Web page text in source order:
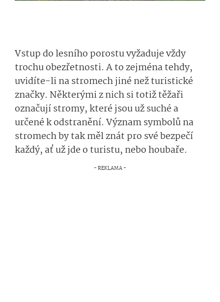
Vstup do lesního porostu vyžaduje vždy
trochu obezřetnosti. A to zejména tehdy,
uvidíte-li na stromech jiné než turistické
značky. Některými z nich si totiž těžaři
označují stromy, které jsou už suché a
určené k odstranění. Význam symbolů na
stromech by tak měl znát pro své bezpečí
každý, ať už jde o turistu, nebo houbaře.